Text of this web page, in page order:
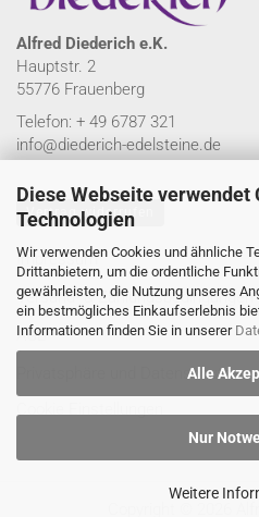
Diese Webseite verwendet
Technologien
Wir verwenden Cookies und ähnliche
Drittanbietern, um die ordentliche
gewährleisten, die Nutzung unseres
ein bestmögliches Einkaufserlebnis
Informationen finden Sie in unserer
Alle
Nur
Weitere
Alfred Diederich e.K.
Hauptstr. 2
55776 Frauenberg
Telefon: + 49 6787 321
info@diederich-edelsteine.de
Vertrag widerrufen
Impressum
Versand- & Zahlungsbedingungen
AGB
Privatsphäre und Datenschutz